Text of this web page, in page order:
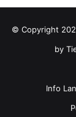
© Copyright
by
Info